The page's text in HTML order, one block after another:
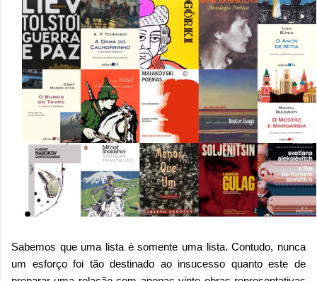
Sabemos que uma lista é somente uma lista. Contudo, nunca
um esforço foi tão destinado ao insucesso quanto este de